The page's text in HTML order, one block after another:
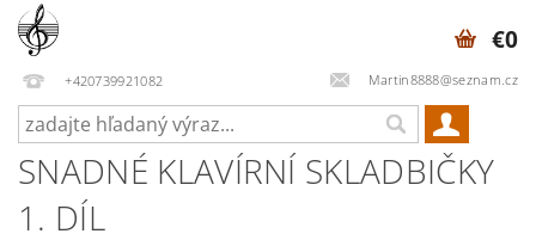
+420739921082 Martin8888@seznam.cz
€0
SNADNÉ KLAVÍRNÍ SKLADBIČKY
1. DÍL